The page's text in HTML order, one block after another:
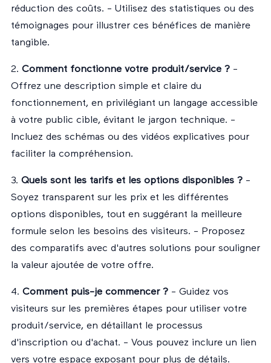
réduction des coûts. - Utilisez des statistiques ou des
témoignages pour illustrer ces bénéfices de manière
tangible.
2. Comment fonctionne votre produit/service ? -
Offrez une description simple et claire du
fonctionnement, en privilégiant un langage accessible
à votre public cible, évitant le jargon technique. -
Incluez des schémas ou des vidéos explicatives pour
faciliter la compréhension.
3. Quels sont les tarifs et les options disponibles ? -
Soyez transparent sur les prix et les différentes
options disponibles, tout en suggérant la meilleure
formule selon les besoins des visiteurs. - Proposez
des comparatifs avec d'autres solutions pour souligner
la valeur ajoutée de votre offre.
4. Comment puis-je commencer ? - Guidez vos
visiteurs sur les premières étapes pour utiliser votre
produit/service, en détaillant le processus
d'inscription ou d'achat. - Vous pouvez inclure un lien
vers votre espace exposant pour plus de détails.